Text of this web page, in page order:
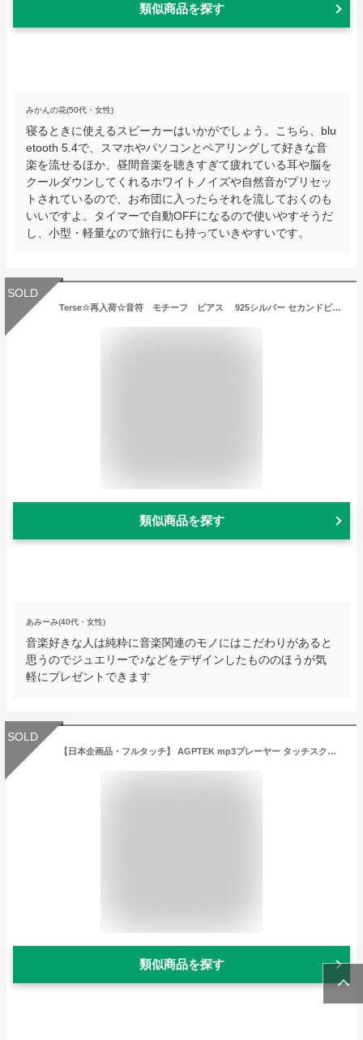
類似商品を探す
みかんの花(50代・女性)
寝るときに使えるスピーカーはいかがでしょう。こちら、blu
etooth 5.4で、スマホやパソコンとペアリングして好きな音
楽を流せるほか、昼間音楽を聴きすぎて疲れている耳や脳を
クールダウンしてくれるホワイトノイズや自然音がプリセッ
トされているので、お布団に入ったらそれを流しておくのも
いいですよ。タイマーで自動OFFになるので使いやすそうだ
し、小型・軽量なので旅行にも持っていきやすいです。
SOLD
Terse☆再入荷☆音符 モチーフ ピアス 925シルバー セカンドピアス 2個セット 音楽好きのあなたにぴったり♪音符 ト音記号モチーフ シンプルで可愛い♪ 音楽会 発表会 地金ピアス 誕生日プレゼント シルバー （Silver）☆☆SE0037A
類似商品を探す
あみーみ(40代・女性)
音楽好きな人は純粋に音楽関連のモノにはこだわりがあると
思うのでジュエリーで♪などをデザインしたもののほうが気
軽にプレゼントできます
SOLD
【日本企画品・フルタッチ】 AGPTEK mp3プレーヤー タッチスクリーン Bluetooth5.3 音楽プレーヤー 2.8インチ大画面 フルタッチパネル 64GB 音楽プレーヤー スピーカー搭載 デジタルオーディオプレーヤー HIFI高音質 映画鑑賞/スマホ転送/FMラジオ/録音 母の日 プレゼント
類似商品を探す